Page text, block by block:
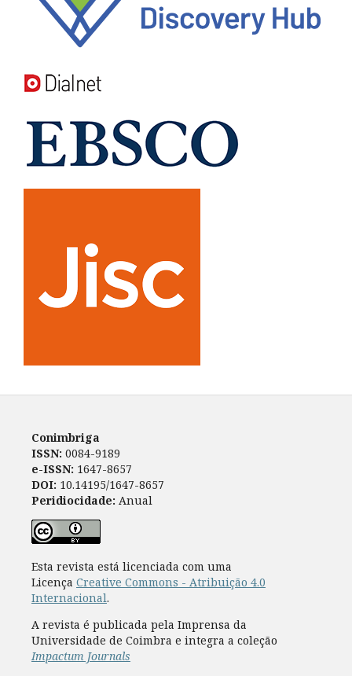
Conimbriga
ISSN: 0084-9189
e-ISSN: 1647-8657
DOI: 10.14195/1647-8657
Peridiocidade: Anual
Esta revista está licenciada com uma
Licença Creative Commons - Atribuição 4.0
Internacional.
A revista é publicada pela Imprensa da
Universidade de Coimbra e integra a coleção
Impactum Journals